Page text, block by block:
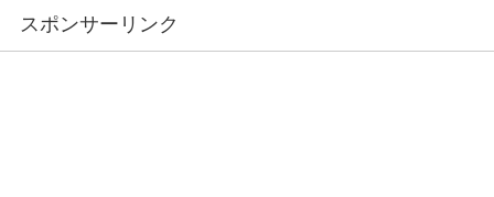
スポンサーリンク